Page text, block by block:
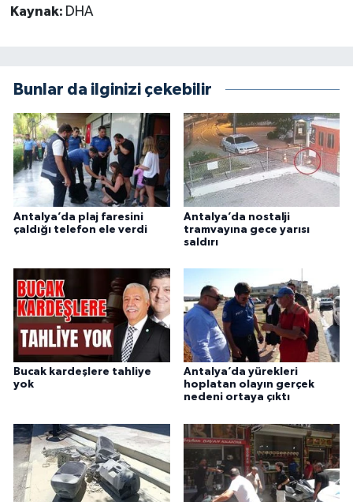
Kaynak: DHA
Bunlar da ilginizi çekebilir
Antalya’da plaj faresini
çaldığı telefon ele verdi
Antalya’da nostalji
tramvayına gece yarısı
saldırı
Bucak kardeşlere tahliye
yok
Antalya’da yürekleri
hoplatan olayın gerçek
nedeni ortaya çıktı